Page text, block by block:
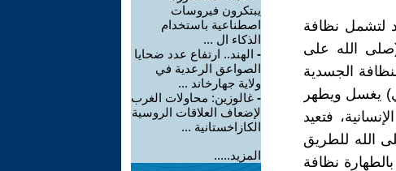
لتشمل نظافة
(صلى الله على
الجسدية
يغسل ويطهر
فتعيد
الله للطريق
نظافة
يبتكرون فيروسات
اصطناعية باستخدام
الذكاء ال ...
- الهند.. ارتفاع عدد ضحايا
الصواعق الرعدية في
ولاية جهارخاند ...
- غالوزين: محاولات الغرب
لإضعاف العلاقات الروسية
الكازاخستانية ...
المزيد.....